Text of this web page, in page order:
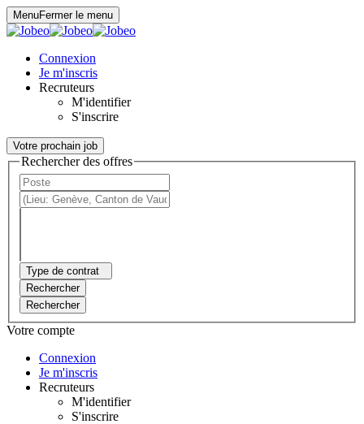
MenuFermer le menu
Connexion
Je m'inscris
Recruteurs
M'identifier
S'inscrire
Votre prochain job
Rechercher des offres
Type de contrat
Rechercher
Rechercher
Votre compte
Connexion
Je m'inscris
Recruteurs
M'identifier
S'inscrire
Panneau de gestion des cookies